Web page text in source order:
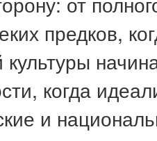
предков,
когда
и